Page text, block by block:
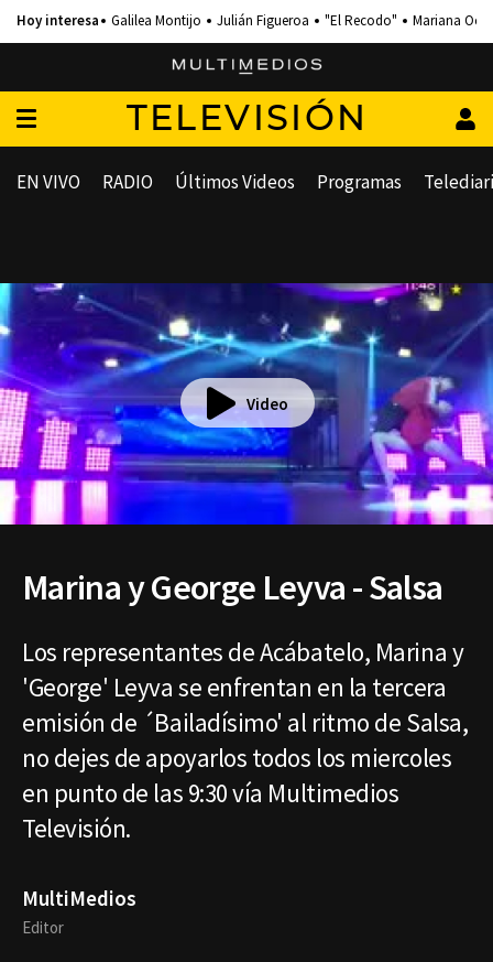
Galilea Montijo Julián Figueroa "El Recodo" Mariana
TELEVISIÓN
EN VIVO RADIO Últimos Videos Programas
Video
Marina y George Leyva - Salsa
Los representantes de Acábatelo, Marina y
'George' Leyva se enfrentan en la tercera
emisión de ´Bailadísimo' al ritmo de Salsa,
no dejes de apoyarlos todos los miercoles
en punto de las 9:30 vía Multimedios
Televisión.
MultiMedios
Editor